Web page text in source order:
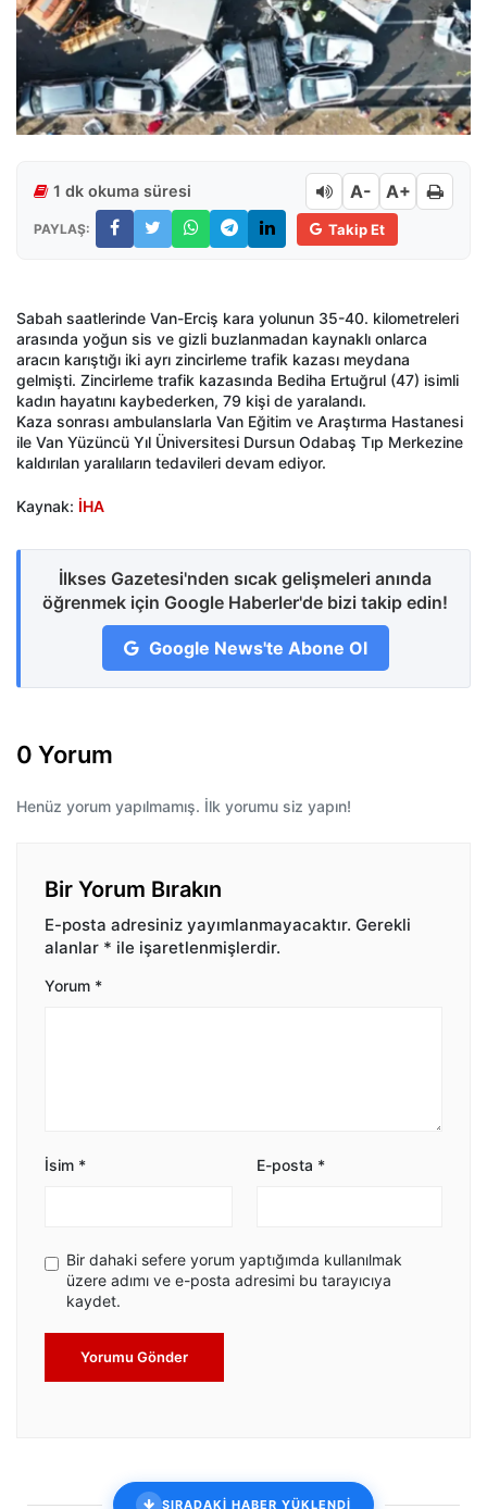
1 dk okuma süresi A- A+
PAYLAŞ: Takip Et
Sabah saatlerinde Van-Erciş kara yolunun 35-40. kilometreleri
arasında yoğun sis ve gizli buzlanmadan kaynaklı onlarca
aracın karıştığı iki ayrı zincirleme trafik kazası meydana
gelmişti. Zincirleme trafik kazasında Bediha Ertuğrul (47) isimli
kadın hayatını kaybederken, 79 kişi de yaralandı.
Kaza sonrası ambulanslarla Van Eğitim ve Araştırma Hastanesi
ile Van Yüzüncü Yıl Üniversitesi Dursun Odabaş Tıp Merkezine
kaldırılan yaralıların tedavileri devam ediyor.
Kaynak: İHA
İlkses Gazetesi'nden sıcak gelişmeleri anında
öğrenmek için Google Haberler'de bizi takip edin!
Google News'te Abone Ol
0 Yorum
Henüz yorum yapılmamış. İlk yorumu siz yapın!
Bir Yorum Bırakın
E-posta adresiniz yayımlanmayacaktır. Gerekli
alanlar * ile işaretlenmişlerdir.
Yorum *
İsim * E-posta *
Bir dahaki sefere yorum yaptığımda kullanılmak
üzere adımı ve e-posta adresimi bu tarayıcıya
kaydet.
Yorumu Gönder
SIRADAKİ HABER YÜKLENDİ